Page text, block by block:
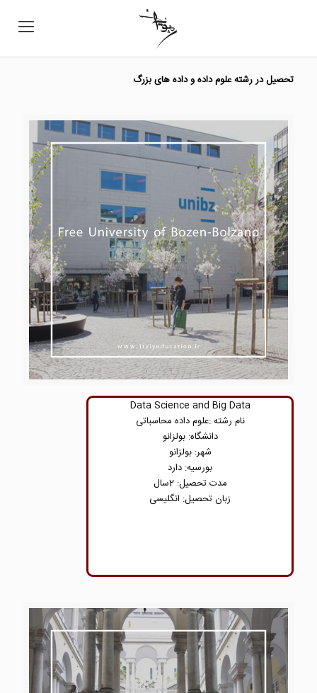
تحصیل در رشته علوم داده و داده های بزرگ
Data Science and Big Data
نام رشته :علوم داده محاسباتی
دانشگاه: بولزانو
شهر: بولزانو
بورسیه: دارد
مدت تحصیل: 2سال
زبان تحصیل: انگلیسی